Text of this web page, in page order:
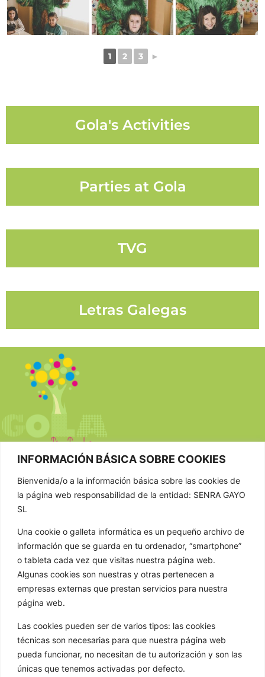
INFORMACIÓN BÁSICA SOBRE COOKIES
Bienvenida/o a la información básica sobre las cookies de
la página web responsabilidad de la entidad: SENRA GAYO
SL
Una cookie o galleta informática es un pequeño archivo de
información que se guarda en tu ordenador, “smartphone”
o tableta cada vez que visitas nuestra página web.
Algunas cookies son nuestras y otras pertenecen a
empresas externas que prestan servicios para nuestra
página web.
Las cookies pueden ser de varios tipos: las cookies
técnicas son necesarias para que nuestra página web
pueda funcionar, no necesitan de tu autorización y son las
únicas que tenemos activadas por defecto.
1 2 3 ►
Gola's Activities
Parties at Gola
TVG
Letras Galegas
CONTACTAR
981 807 404
603 652 555
info@golathetoylibrary.com
Trav de Cacheiras 64, Cacheiras
15886 Teo A Coruña
GOLA
Quienes somos
Nuestros formatos
Noticias